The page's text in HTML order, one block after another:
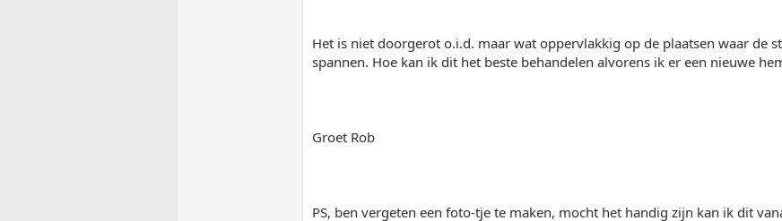
Het is niet doorgerot o.i.d. maar wat oppervlakkig op de plaatsen waar de
spannen. Hoe kan ik dit het beste behandelen alvorens ik er een nieuwe
Groet Rob
PS, ben vergeten een foto-tje te maken, mocht het handig zijn kan ik dit